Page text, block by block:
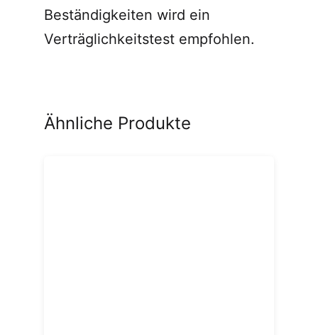
Beständigkeiten wird ein
Verträglichkeitstest empfohlen.
Ähnliche Produkte